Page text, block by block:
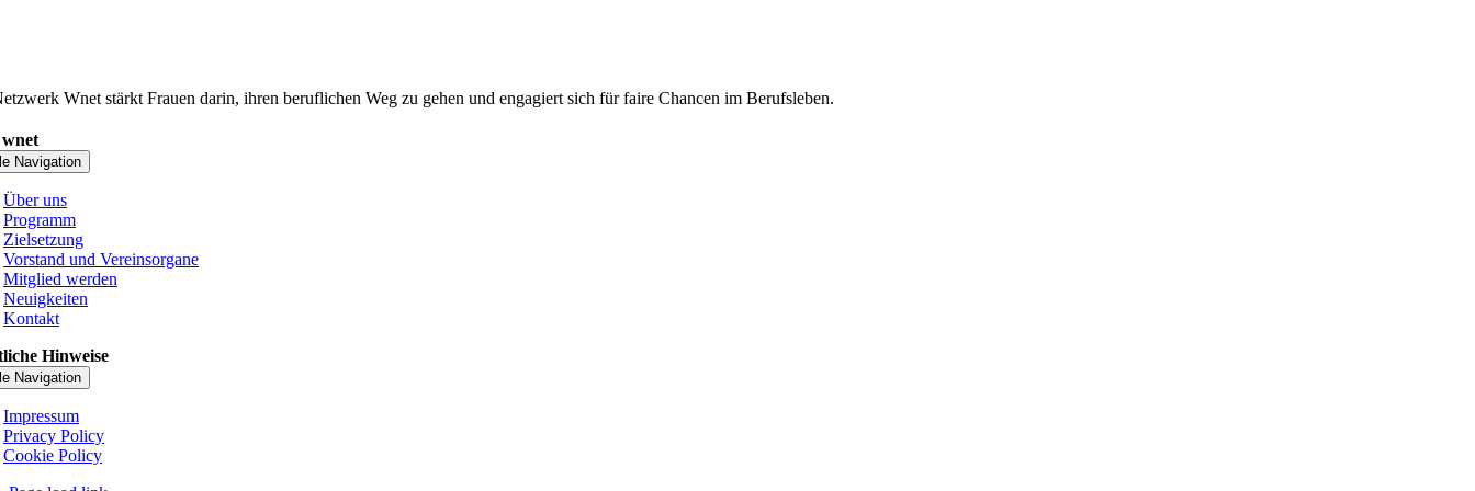
Wnet stärkt Frauen darin, ihren beruflichen Weg zu gehen und engagiert sich für faire Chancen im Berufsleben.
Navigation
Über uns
Programm
Zielsetzung
Vorstand und Vereinsorgane
Mitglied werden
Neuigkeiten
Kontakt
Hinweise
Navigation
Impressum
Privacy Policy
Cookie Policy